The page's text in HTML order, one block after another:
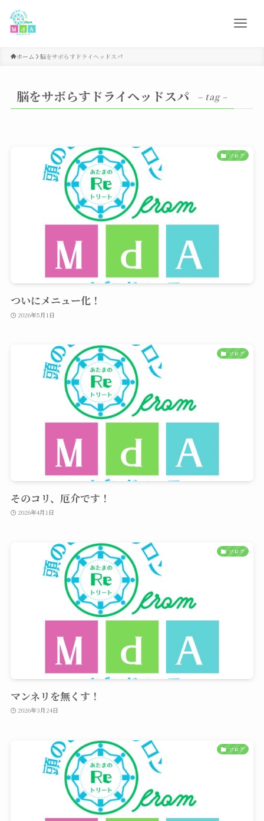
ホーム 脳をサボらすドライヘッドスパ
脳をサボらすドライヘッドスパ – tag –
ブログ
ついにメニュー化！
2026年5月1日
ブログ
そのコリ、厄介です！
2026年4月1日
ブログ
マンネリを無くす！
2026年3月24日
ブログ